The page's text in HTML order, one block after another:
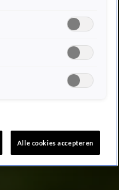
Alle cookies accepteren